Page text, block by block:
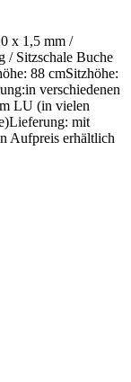
x 1,5 mm /
/ Sitzschale Buche
88 cmSitzhöhe:
verschiedenen
LU (in vielen
mit
Aufpreis erhältlich